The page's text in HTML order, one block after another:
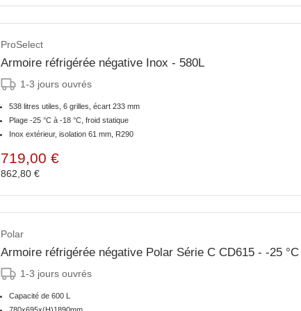
ProSelect
Armoire réfrigérée négative Inox - 580L
1-3 jours ouvrés
538 litres utiles, 6 grilles, écart 233 mm
Plage -25 °C à -18 °C, froid statique
Inox extérieur, isolation 61 mm, R290
719,00 €
862,80 €
Polar
Armoire réfrigérée négative Polar Série C CD615 - -25
1-3 jours ouvrés
Capacité de 600 L